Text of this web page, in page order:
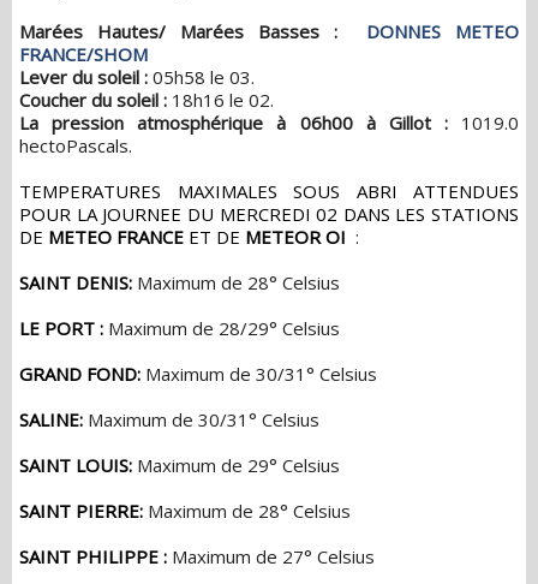
Marées Hautes/ Marées Basses : DONNES METEO
FRANCE/SHOM
Lever du soleil : 05h58 le 03.
Coucher du soleil : 18h16 le 02.
La pression atmosphérique à 06h00 à Gillot :1019.0
hectoPascals.
TEMPERATURES MAXIMALES SOUS ABRI ATTENDUES
POUR LA JOURNEE DU MERCREDI 02 DANS LES STATIONS
DE METEO FRANCE ET DE METEOR OI :
SAINT DENIS: Maximum de 28° Celsius
LE PORT : Maximum de 28/29° Celsius
GRAND FOND: Maximum de 30/31° Celsius
SALINE: Maximum de 30/31° Celsius
SAINT LOUIS: Maximum de 29° Celsius
SAINT PIERRE: Maximum de 28° Celsius
SAINT PHILIPPE : Maximum de 27° Celsius